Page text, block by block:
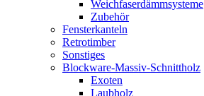
Weichfaserdämmsysteme
Zubehör
Fensterkanteln
Retrotimber
Sonstiges
Blockware-Massiv-Schnittholz
Exoten
Laubholz